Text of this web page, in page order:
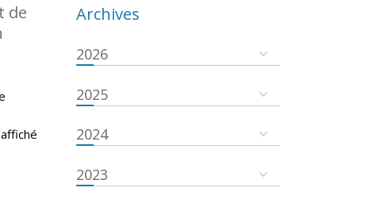
de
Archives
2026
2025
2024
2023